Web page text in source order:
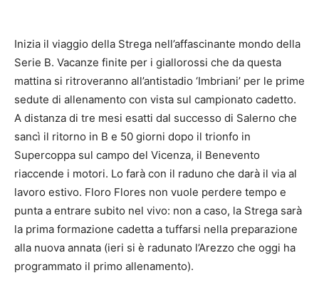
Inizia il viaggio della Strega nell’affascinante mondo della
Serie B. Vacanze finite per i giallorossi che da questa
mattina si ritroveranno all’antistadio ‘Imbriani’ per le prime
sedute di allenamento con vista sul campionato cadetto.
A distanza di tre mesi esatti dal successo di Salerno che
sancì il ritorno in B e 50 giorni dopo il trionfo in
Supercoppa sul campo del Vicenza, il Benevento
riaccende i motori. Lo farà con il raduno che darà il via al
lavoro estivo. Floro Flores non vuole perdere tempo e
punta a entrare subito nel vivo: non a caso, la Strega sarà
la prima formazione cadetta a tuffarsi nella preparazione
alla nuova annata (ieri si è radunato l’Arezzo che oggi ha
programmato il primo allenamento).